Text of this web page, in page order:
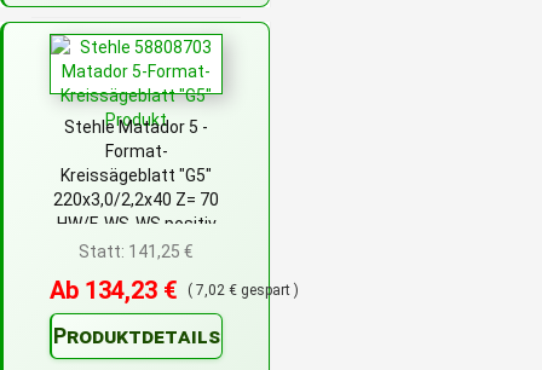
Stehle Matador 5 -
Format-
Kreissägeblatt "G5"
220x3,0/2,2x40 Z= 70
HW/F-WS-WS positiv
Statt: 141,25 €
Ab 134,23 € ( 7,02 € gespart )
Produktdetails